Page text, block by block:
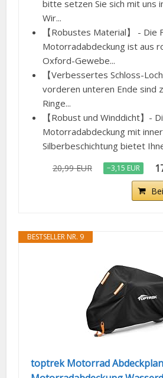
bitte setzen Sie sich mit uns
Wir...
【Robustes Material】 - Die
Motorradabdeckung ist aus
Oxford-Gewebe...
【Verbessertes Schloss-
vorderen unteren Ende sind
Ringe...
【Robust und Winddicht】-
Motorradabdeckung mit
Silberbeschichtung bietet
20,99 EUR −3,15 EUR
BESTSELLER NR. 9
toptrek Motorrad